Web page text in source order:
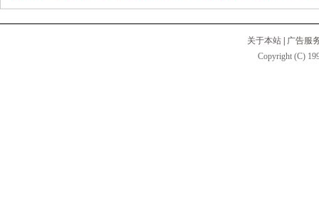
关于本站
广告服
Copyright (C)